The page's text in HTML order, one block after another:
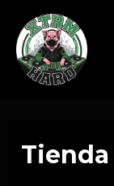
contenido
Tienda